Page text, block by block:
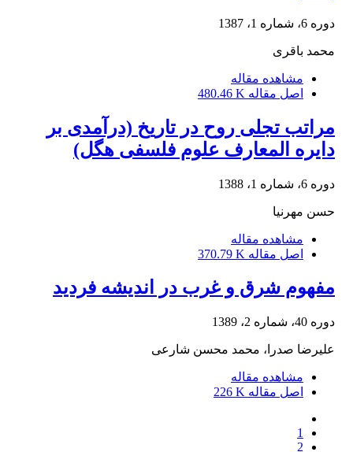
دوره 6، شماره 1، 1387
محمد باقری
مشاهده مقاله
اصل مقاله 480.46 K
مراتب تجلی روح در تاریخ (درآمدی بر
دایره المعارف علوم فلسفی هگل)
دوره 6، شماره 1، 1388
حسن مهرنیا
مشاهده مقاله
اصل مقاله 370.79 K
مفهوم شرق و غرب در اندیشه فردید
دوره 40، شماره 2، 1389
علیرضا صدرا، محمد محسن شارعی
مشاهده مقاله
اصل مقاله 226 K
1
2